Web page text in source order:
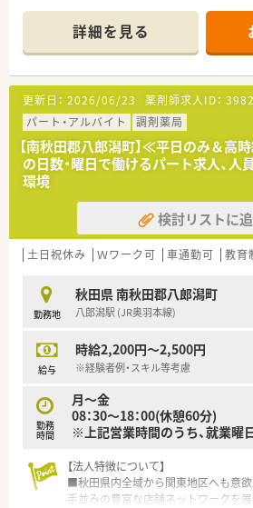
■会社独自のネットワークの構築、さ
も飛躍が期待できる企業です！
詳細を見る
更新日： 2026/06/23 薬剤師求人ID：
パート・アルバイト
調剤薬局
【南秋田郡八郎潟町】≪平日のみ＆高
の日数・曜日で働けるパート求人、人
環境
検討リストに
土日祝休み Ｗワーク可 車通勤可 教育
勤務地
秋田県 南秋田郡八郎潟町
八郎潟駅 (JR奥羽本線)
給与
時給2,200円～2,500円
※経験者例・スキル等考慮
勤務
時間
月～金
08：30～18：00(休憩60分)
※上記営業時間のうち、就業曜
【法人特徴について】
■秋田県内全域から関東地区へも意
手並みの豊富な店舗ネットワークを展